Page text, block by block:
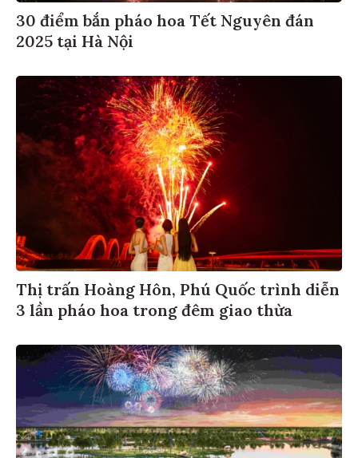
30 điểm bắn pháo hoa Tết Nguyên đán
2025 tại Hà Nội
Thị trấn Hoàng Hôn, Phú Quốc trình diễn
3 lần pháo hoa trong đêm giao thừa